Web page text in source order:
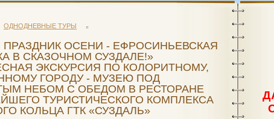
КРУПНЕЙШЕГО ТУРИСТИЧЕСКОГО
ЯРМАРКА В СКАЗОЧНОМ СУЗДАЛЕ!»
РЕСТОРАНЕ КРУПНЕЙШЕГО ТУРИСТИЧЕСКОГО
ОДНОДНЕВНЫЕ ТУРЫ
ПРАЗДНИК ОСЕНИ - ЕФРОСИНЬЕВСКАЯ
В СКАЗОЧНОМ СУЗДАЛЕ!»
ЭКСКУРСИЯ ПО КОЛОРИТНОМУ,
ГОРОДУ - МУЗЕЮ ПОД
НЕБОМ С ОБЕДОМ В РЕСТОРАНЕ
ТУРИСТИЧЕСКОГО КОМПЛЕКСА
КОЛЬЦА ГТК «СУЗДАЛЬ»